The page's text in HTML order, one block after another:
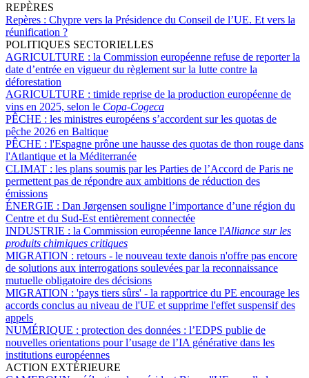
REPÈRES
Repères : Chypre vers la Présidence du Conseil de l’UE. Et vers la
réunification ?
POLITIQUES SECTORIELLES
AGRICULTURE : la Commission européenne refuse de reporter la
date d’entrée en vigueur du règlement sur la lutte contre la
déforestation
AGRICULTURE : timide reprise de la production européenne de
vins en 2025, selon le Copa-Cogeca
PÊCHE : les ministres européens s’accordent sur les quotas de
pêche 2026 en Baltique
PÊCHE : l'Espagne prône une hausse des quotas de thon rouge dans
l'Atlantique et la Méditerranée
CLIMAT : les plans soumis par les Parties de l’Accord de Paris ne
permettent pas de répondre aux ambitions de réduction des
émissions
ÉNERGIE : Dan Jørgensen souligne l’importance d’une région du
Centre et du Sud-Est entièrement connectée
INDUSTRIE : la Commission européenne lance l'Alliance sur les
produits chimiques critiques
MIGRATION : retours - le nouveau texte danois n'offre pas encore
de solutions aux interrogations soulevées par la reconnaissance
mutuelle obligatoire des décisions
MIGRATION : 'pays tiers sûrs' - la rapportrice du PE encourage les
accords conclus au niveau de l'UE et supprime l'effet suspensif des
appels
NUMÉRIQUE : protection des données : l’EDPS publie de
nouvelles orientations pour l’usage de l’IA générative dans les
institutions européennes
ACTION EXTÉRIEURE